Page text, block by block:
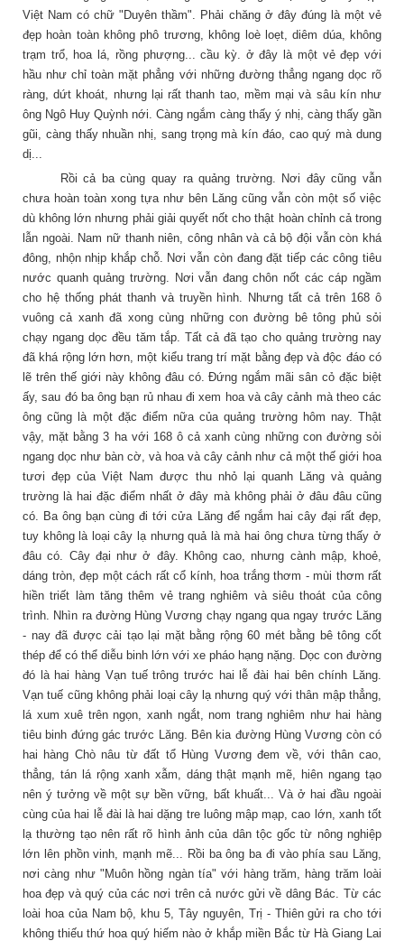
Việt Nam có chữ "Duyên thầm". Phải chăng ở đây đúng là một vẻ
đẹp hoàn toàn không phô trương, không loè loẹt, diêm dúa, không
trạm trổ, hoa lá, rồng phượng... cầu kỳ. ở đây là một vẻ đẹp với
hầu như chỉ toàn mặt phẳng với những đường thẳng ngang dọc rõ
ràng, dứt khoát, nhưng lại rất thanh tao, mềm mại và sâu kín như
ông Ngô Huy Quỳnh nới. Càng ngắm càng thấy ý nhị, càng thấy gần
gũi, càng thấy nhuần nhị, sang trọng mà kín đáo, cao quý mà dung
dị...
Rồi cả ba cùng quay ra quảng trường. Nơi đây cũng vẫn
chưa hoàn toàn xong tựa như bên Lăng cũng vẫn còn một số việc
dù không lớn nhưng phải giải quyết nốt cho thật hoàn chỉnh cả trong
lẫn ngoài. Nam nữ thanh niên, công nhân và cả bộ đội vẫn còn khá
đông, nhộn nhịp khắp chỗ. Nơi vẫn còn đang đặt tiếp các công tiêu
nước quanh quảng trường. Nơi vẫn đang chôn nốt các cáp ngầm
cho hệ thống phát thanh và truyền hình. Nhưng tất cả trên 168 ô
vuông cả xanh đã xong cùng những con đường bê tông phủ sỏi
chạy ngang dọc đều tăm tắp. Tất cả đã tạo cho quảng trường nay
đã khá rộng lớn hơn, một kiểu trang trí mặt bằng đẹp và độc đáo có
lẽ trên thế giới này không đâu có. Đứng ngắm mãi sân cỏ đặc biệt
ấy, sau đó ba ông bạn rủ nhau đi xem hoa và cây cảnh mà theo các
ông cũng là một đặc điểm nữa của quảng trường hôm nay. Thật
vậy, mặt bằng 3 ha với 168 ô cả xanh cùng những con đường sỏi
ngang dọc như bàn cờ, và hoa và cây cảnh như cả một thế giới hoa
tươi đẹp của Việt Nam được thu nhỏ lại quanh Lăng và quảng
trường là hai đặc điểm nhất ở đây mà không phải ở đâu đâu cũng
có. Ba ông bạn cùng đi tới cửa Lăng để ngắm hai cây đại rất đẹp,
tuy không là loại cây lạ nhưng quả là mà hai ông chưa từng thấy ở
đâu có. Cây đại như ở đây. Không cao, nhưng cành mập, khoẻ,
dáng tròn, đẹp một cách rất cổ kính, hoa trắng thơm - mùi thơm rất
hiền triết làm tăng thêm vẻ trang nghiêm và siêu thoát của công
trình. Nhìn ra đường Hùng Vương chạy ngang qua ngay trước Lăng
- nay đã được cải tạo lại mặt bằng rộng 60 mét bằng bê tông cốt
thép để có thể diễu binh lớn với xe pháo hạng nặng. Dọc con đường
đó là hai hàng Vạn tuế trông trước hai lễ đài hai bên chính Lăng.
Vạn tuế cũng không phải loại cây lạ nhưng quý với thân mập thẳng,
lá xum xuê trên ngọn, xanh ngắt, nom trang nghiêm như hai hàng
tiêu binh đứng gác trước Lăng. Bên kia đường Hùng Vương còn có
hai hàng Chò nâu từ đất tổ Hùng Vương đem về, với thân cao,
thẳng, tán lá rộng xanh xẫm, dáng thật mạnh mẽ, hiên ngang tạo
nên ý tưởng về một sự bền vững, bất khuất... Và ở hai đầu ngoài
cùng của hai lễ đài là hai dặng tre luông mập mạp, cao lớn, xanh tốt
lạ thường tạo nên rất rõ hình ảnh của dân tộc gốc từ nông nghiệp
lớn lên phồn vinh, mạnh mẽ... Rồi ba ông ba đi vào phía sau Lăng,
nơi càng như "Muôn hồng ngàn tía" với hàng trăm, hàng trăm loài
hoa đẹp và quý của các nơi trên cả nước gửi về dâng Bác. Từ các
loài hoa của Nam bộ, khu 5, Tây nguyên, Trị - Thiên gửi ra cho tới
không thiếu thứ hoa quý hiếm nào ở khắp miền Bắc từ Hà Giang Lai